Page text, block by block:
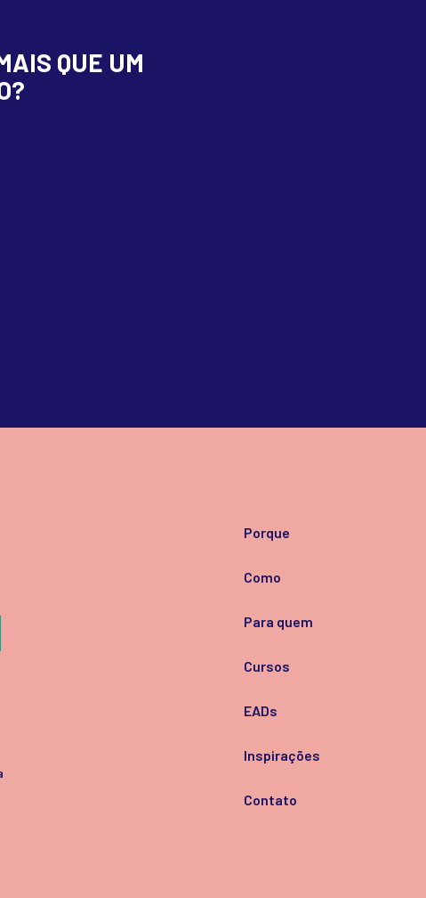
QUE UM
Porque
Como
Para quem
Cursos
EADs
Inspirações
Contato